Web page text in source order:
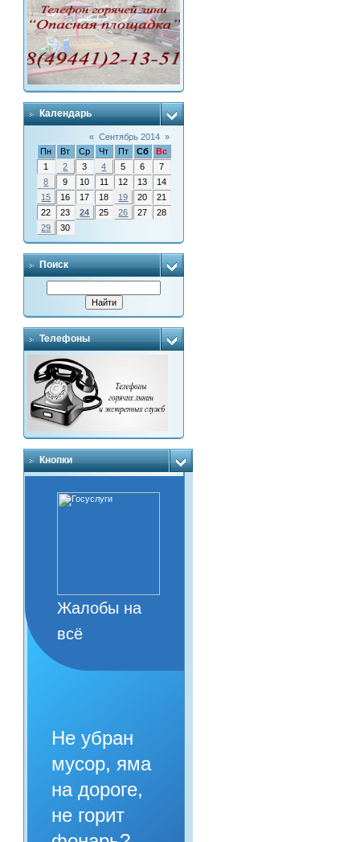
Календарь
« Сентябрь 2014 »
Пн
Вт Ср Чт Пт Сб
Вс
1
2 3 4 5 6
7
8
9 10 11 12 13
14
15
16 17 18 19 20
21
22
23 24 25 26 27
28
29
30
Поиск
Телефоны
Кнопки
Жалобы на
всё
Не убран
мусор, яма
на дороге,
не горит